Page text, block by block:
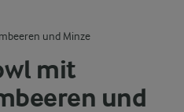
mit
und
und Minze